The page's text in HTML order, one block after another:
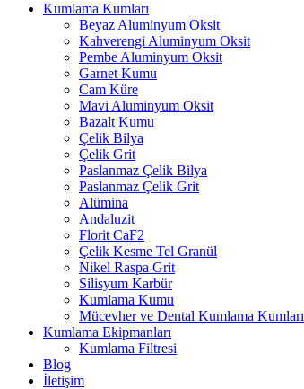
Kumlama Kumları
Beyaz Aluminyum Oksit
Kahverengi Aluminyum Oksit
Pembe Aluminyum Oksit
Garnet Kumu
Cam Küre
Mavi Aluminyum Oksit
Bazalt Kumu
Çelik Bilya
Çelik Grit
Paslanmaz Çelik Bilya
Paslanmaz Çelik Grit
Alümina
Andaluzit
Florit CaF2
Çelik Kesme Tel Granül
Nikel Raspa Grit
Silisyum Karbür
Kumlama Kumu
Mücevher ve Dental Kumlama Kumları
Kumlama Ekipmanları
Kumlama Filtresi
Blog
İletişim